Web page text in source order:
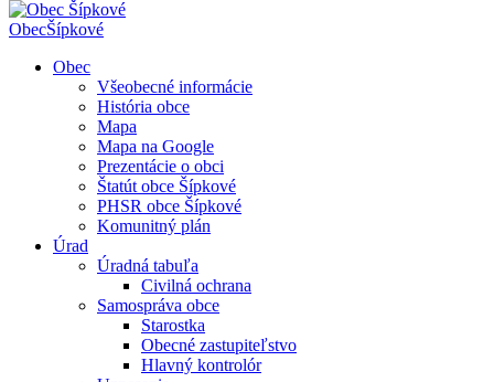
ObecŠípkové
Obec
Všeobecné informácie
História obce
Mapa
Mapa na Google
Prezentácie o obci
Štatút obce Šípkové
PHSR obce Šípkové
Komunitný plán
Úrad
Úradná tabuľa
Civilná ochrana
Samospráva obce
Starostka
Obecné zastupiteľstvo
Hlavný kontrolór